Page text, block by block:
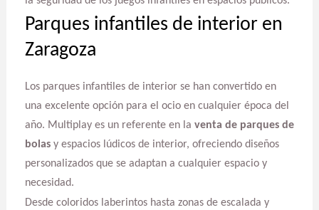
Parques infantiles de interior en
Zaragoza
Los parques infantiles de interior se han convertido en
una excelente opción para el ocio en cualquier época del
año. Multiplay es un referente en la venta de parques de
bolasy espacios lúdicos de interior, ofreciendo diseños
personalizados que se adaptan a cualquier espacio y
necesidad.
Desde coloridos laberintos hasta zonas de escalada y